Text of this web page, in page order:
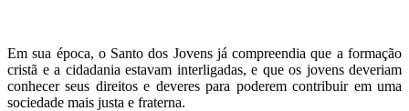
Em sua época, o Santo dos Jovens já compreendia que a formação
cristã e a cidadania estavam interligadas, e que os jovens deveriam
conhecer seus direitos e deveres para poderem contribuir em uma
sociedade mais justa e fraterna.